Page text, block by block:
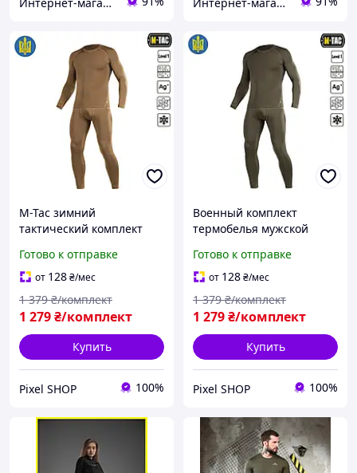
M-Tac зимний
тактический комплект
Койот ThermoLine,
военное термобелье для
ЗСУ потоотводное
Готово к отправке
от 128₴/мес
1 279₴/комплект
1 379 ₴/комплект
Купить
Pixel SHOP 100%
Военный комплект
термобелья мужской
тактическое термобелье
для военного на зиму
Готово к отправке
от 128₴/мес
1 279₴/комплект
1 379 ₴/комплект
Купить
Pixel SHOP 100%